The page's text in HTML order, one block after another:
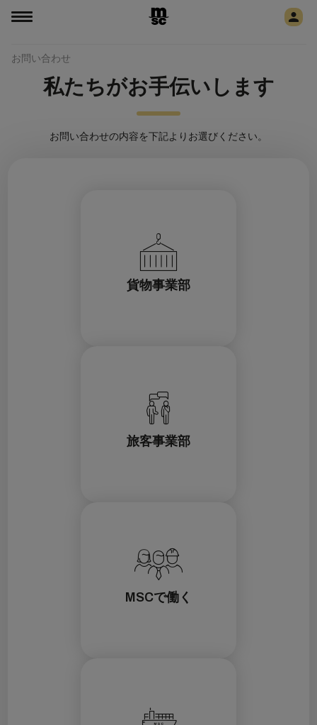
お問い合わせ
私たちがお手伝いします
お問い合わせの内容を下記よりお選びください。
貨物事業部
旅客事業部
MSCで働く